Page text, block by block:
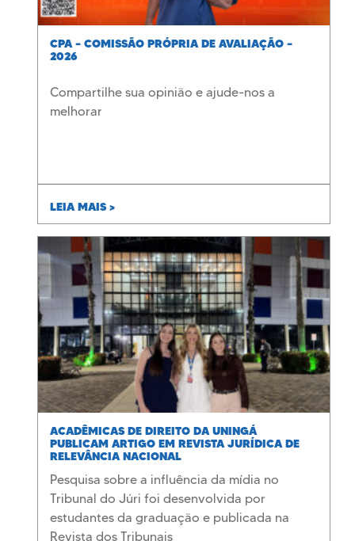
CPA – COMISSÃO PRÓPRIA DE AVALIAÇÃO –
2026
Compartilhe sua opinião e ajude-nos a
melhorar
LEIA MAIS >
ACADÊMICAS DE DIREITO DA UNINGÁ
PUBLICAM ARTIGO EM REVISTA JURÍDICA DE
RELEVÂNCIA NACIONAL
Pesquisa sobre a influência da mídia no
Tribunal do Júri foi desenvolvida por
estudantes da graduação e publicada na
Revista dos Tribunais